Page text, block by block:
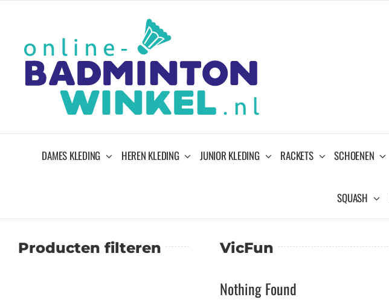
DAMES KLEDING HEREN KLEDING JUNIOR KLEDING RACKETS SCHOENEN
SQUASH
Producten filteren VicFun
Nothing Found